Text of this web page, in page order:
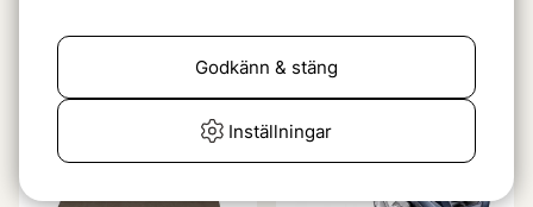
Transparent 5-Pack
899 kr
Inställningar
Godkänn & stäng